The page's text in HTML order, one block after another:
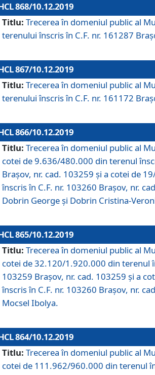
868/10.12.2019
Titlu: Trecerea în domeniul public al
terenului înscris în C.F. nr. 161287
867/10.12.2019
Titlu: Trecerea în domeniul public al
terenului înscris în C.F. nr. 161172
866/10.12.2019
Titlu: Trecerea în domeniul public al
cotei de 9.636/480.000 din terenul
Brașov, nr. cad. 103259 și a cotei de
înscris în C.F. nr. 103260 Brașov, nr.
Dobrin George și Dobrin Cristina-
865/10.12.2019
Titlu: Trecerea în domeniul public al
cotei de 32.120/1.920.000 din terenul
103259 Brașov, nr. cad. 103259 și a
înscris în C.F. nr. 103260 Brașov, nr.
Mocsel Ibolya.
864/10.12.2019
Titlu: Trecerea în domeniul public al
cotei de 111.962/960.000 din terenul